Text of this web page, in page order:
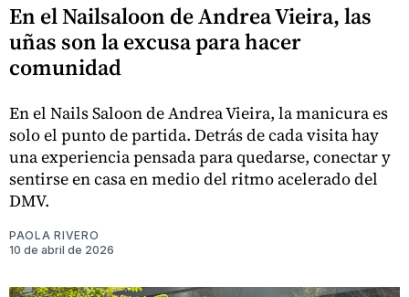
En el Nailsaloon de Andrea Vieira, las
uñas son la excusa para hacer
comunidad
En el Nails Saloon de Andrea Vieira, la manicura es
solo el punto de partida. Detrás de cada visita hay
una experiencia pensada para quedarse, conectar y
sentirse en casa en medio del ritmo acelerado del
DMV.
PAOLA RIVERO
10 de abril de 2026